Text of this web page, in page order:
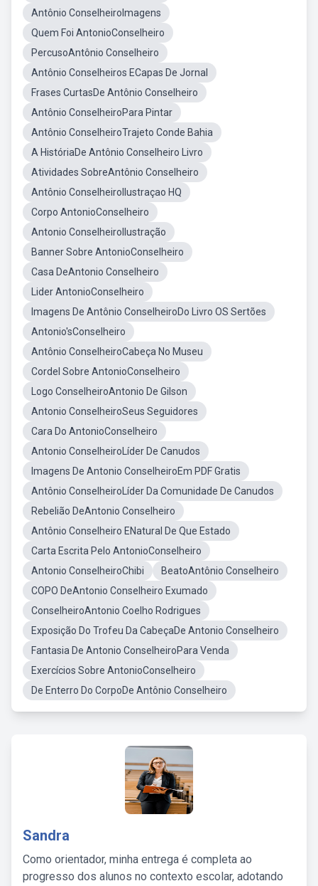
Antônio ConselheiroImagens
Quem Foi AntonioConselheiro
PercusoAntônio Conselheiro
Antônio Conselheiros ECapas De Jornal
Frases CurtasDe Antônio Conselheiro
Antônio ConselheiroPara Pintar
Antônio ConselheiroTrajeto Conde Bahia
A HistóriaDe Antônio Conselheiro Livro
Atividades SobreAntônio Conselheiro
Antônio ConselheiroIlustraçao HQ
Corpo AntonioConselheiro
Antonio ConselheiroIlustração
Banner Sobre AntonioConselheiro
Casa DeAntonio Conselheiro
Lider AntonioConselheiro
Imagens De Antônio ConselheiroDo Livro OS Sertões
Antonio'sConselheiro
Antônio ConselheiroCabeça No Museu
Cordel Sobre AntonioConselheiro
Logo ConselheiroAntonio De Gilson
Antonio ConselheiroSeus Seguidores
Cara Do AntonioConselheiro
Antonio ConselheiroLíder De Canudos
Imagens De Antonio ConselheiroEm PDF Gratis
Antônio ConselheiroLíder Da Comunidade De Canudos
Rebelião DeAntonio Conselheiro
Antônio Conselheiro ENatural De Que Estado
Carta Escrita Pelo AntonioConselheiro
Antonio ConselheiroChibi
BeatoAntônio Conselheiro
COPO DeAntonio Conselheiro Exumado
ConselheiroAntonio Coelho Rodrigues
Exposição Do Trofeu Da CabeçaDe Antonio Conselheiro
Fantasia De Antonio ConselheiroPara Venda
Exercícios Sobre AntonioConselheiro
De Enterro Do CorpoDe Antônio Conselheiro
Sandra
Como orientador, minha entrega é completa ao
progresso dos alunos no contexto escolar, adotando